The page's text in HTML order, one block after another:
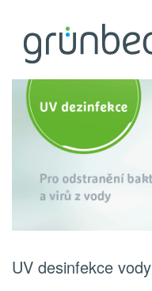
UV desinfekce vody